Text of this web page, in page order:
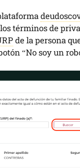
términos de
de la persona
“No soy un